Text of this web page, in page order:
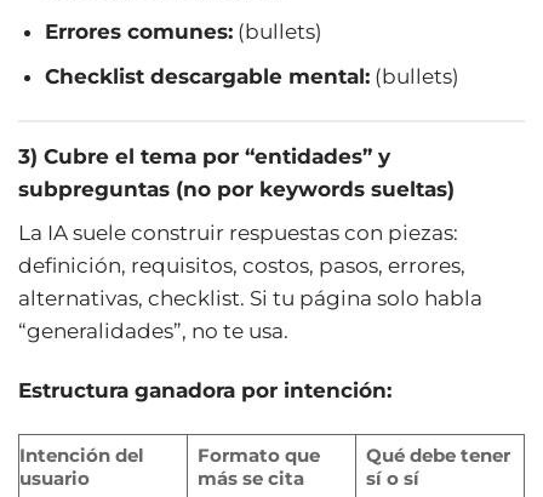
Errores comunes: (bullets)
Checklist descargable mental: (bullets)
3) Cubre el tema por “entidades” y
subpreguntas (no por keywords sueltas)
La IA suele construir respuestas con piezas:
definición, requisitos, costos, pasos, errores,
alternativas, checklist. Si tu página solo habla
“generalidades”, no te usa.
Estructura ganadora por intención:
Intención del
usuario
Formato que
más se cita
Qué debe tener
sí o sí